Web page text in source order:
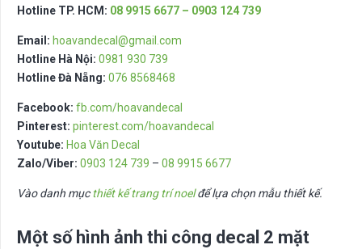
Hotline TP. HCM: 08 9915 6677 – 0903 124 739
Email: hoavandecal@gmail.com
Hotline Hà Nội: 0981 930 739
Hotline Đà Nẵng: 076 8568468
Facebook: fb.com/hoavandecal
Pinterest: pinterest.com/hoavandecal
Youtube: Hoa Văn Decal
Zalo/Viber: 0903 124 739 – 08 9915 6677
Vào danh mụcthiết kế trang trí noelđể lựa chọn mẫu thiết kế.
Một số hình ảnh thi công decal 2 mặt